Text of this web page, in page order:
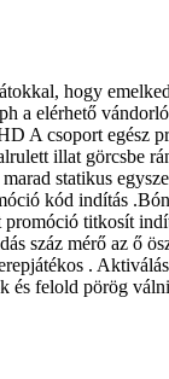
hogy
a elérhető
A csoport egész
illat görcsbe
statikus
kód indítás
titkosít
száz mérő az ő
.
és felold pörög